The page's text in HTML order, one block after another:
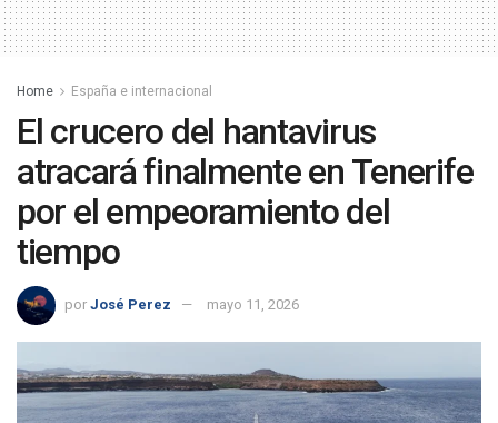
Home España e internacional
El crucero del hantavirus
atracará finalmente en Tenerife
por el empeoramiento del
tiempo
por José Perez mayo 11, 2026